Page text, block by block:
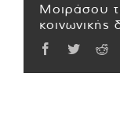
Μοιράσου
κοινωνικής
Facebook
Twitter